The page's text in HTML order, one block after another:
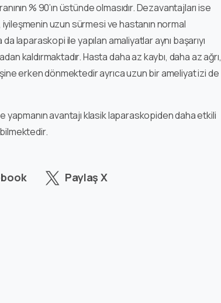
% 90’ın üstünde olmasıdır. Dezavantajları ise
iyileşmenin uzun sürmesi ve hastanın normal
laparaskopi ile yapılan amaliyatlar aynı başarıyı
kaldırmaktadır. Hasta daha az kaybı, daha az ağrı,
erken dönmektedir ayrıca uzun bir ameliyat izi de
avantajı klasik laparaskopiden daha etkili
Paylaş X